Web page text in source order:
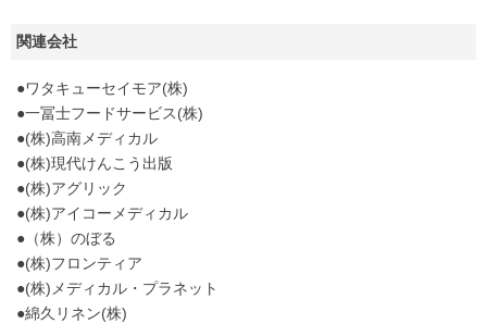
関連会社
●ワタキューセイモア(株)
●一冨士フードサービス(株)
●(株)高南メディカル
●(株)現代けんこう出版
●(株)アグリック
●(株)アイコーメディカル
●（株）のぼる
●(株)フロンティア
●(株)メディカル・プラネット
●綿久リネン(株)